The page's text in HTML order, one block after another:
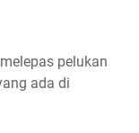
pelukan
ada di